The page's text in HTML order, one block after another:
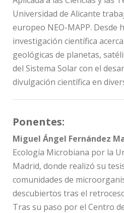
Universidad de Alicante
europeo NEO-MAPP. Desde
investigación científica
geológicas de planetas,
del Sistema Solar con el
divulgación científica en
Ponentes:
Miguel Ángel Fernández
Ecología Microbiana por la
Madrid, donde realizó su
comunidades de
descubiertos tras el
Tras su paso por el Centro